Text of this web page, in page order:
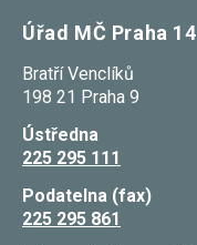
Úřad MČ Praha 14
Bratří Venclíků
198 21 Praha 9
Ústředna
225 295 111
Podatelna (fax)
225 295 861